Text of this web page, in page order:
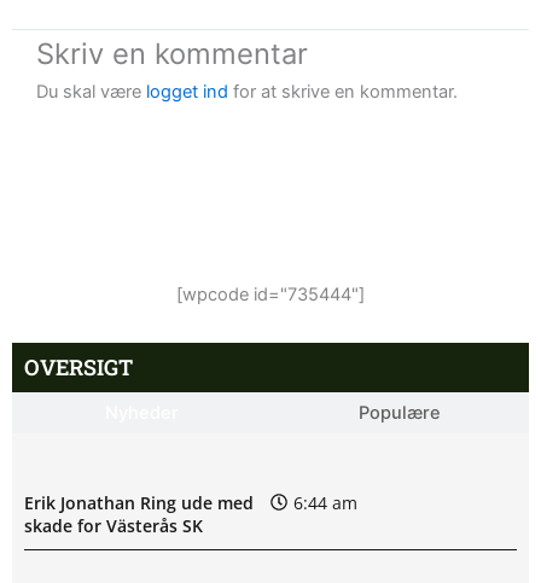
Skriv en kommentar
Du skal være logget ind for at skrive en kommentar.
[wpcode id="735444"]
OVERSIGT
Populære
Erik Jonathan Ring ude med
skade for Västerås SK
6:44 am